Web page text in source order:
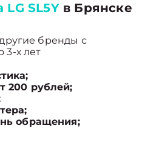
SL5Yв Брянске
бренды с
3-х лет
200 рублей;
обращения;